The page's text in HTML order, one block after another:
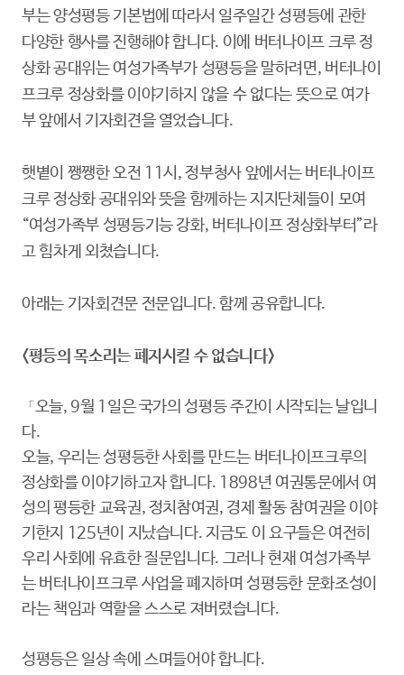
부는 양성평등 기본법에 따라서 일주일간 성평등에 관한
다양한 행사를 진행해야 합니다. 이에 버터나이프 크루 정
상화 공대위는 여성가족부가 성평등을 말하려면, 버터나이
프크루 정상화를 이야기하지 않을 수 없다는 뜻으로 여가
부 앞에서 기자회견을 열었습니다.
햇볕이 쨍쨍한 오전 11시, 정부청사 앞에서는 버터나이프
크루 정상화 공대위와 뜻을 함께하는 지지단체들이 모여
“여성가족부 성평등기능 강화, 버터나이프 정상화부터”라
고 힘차게 외쳤습니다.
아래는 기자회견문 전문입니다. 함께 공유합니다.
<평등의 목소리는 폐지시킬 수 없습니다>
「 오늘, 9월 1일은 국가의 성평등 주간이 시작되는 날입니
다.
오늘, 우리는 성평등한 사회를 만드는 버터나이프크루의
정상화를 이야기하고자 합니다. 1898년 여권통문에서 여
성의 평등한 교육권, 정치참여권, 경제 활동 참여권을 이야
기한지 125년이 지났습니다. 지금도 이 요구들은 여전히
우리 사회에 유효한 질문입니다. 그러나 현재 여성가족부
는 버터나이프크루 사업을 폐지하며 성평등한 문화조성이
라는 책임과 역할을 스스로 져버렸습니다.
성평등은 일상 속에 스며들어야 합니다.